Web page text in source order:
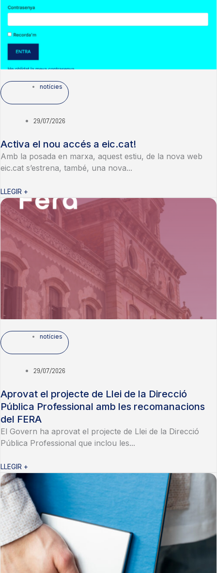
notícies
29/07/2026
Activa el nou accés a eic.cat!
Amb la posada en marxa, aquest estiu, de la nova web
eic.cat s’estrena, també, una nova...
LLEGIR +
notícies
29/07/2026
Aprovat el projecte de Llei de la Direcció
Pública Professional amb les recomanacions
del FERA
El Govern ha aprovat el projecte de Llei de la Direcció
Pública Professional que inclou les...
LLEGIR +